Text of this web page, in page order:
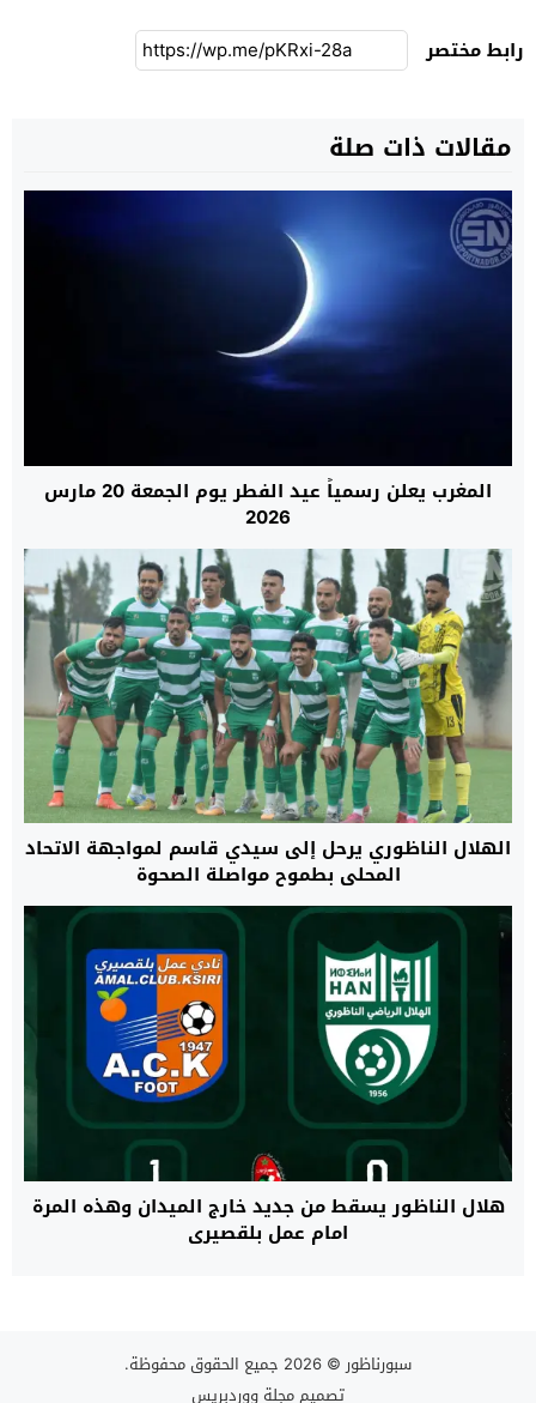
رابط مختصر
مقالات ذات صلة
المغرب يعلن رسمياً عيد الفطر يوم الجمعة 20 مارس
2026
الهلال الناظوري يرحل إلى سيدي قاسم لمواجهة الاتحاد
المحلي بطموح مواصلة الصحوة
هلال الناظور يسقط من جديد خارج الميدان وهذه المرة
امام عمل بلقصيري
سبورناظور© 2026 جميع الحقوق محفوظة.
تصميممجلة ووردبريس